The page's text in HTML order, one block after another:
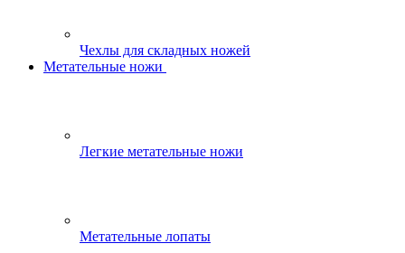
Чехлы для складных ножей
Метательные ножи
Легкие метательные ножи
Метательные лопаты